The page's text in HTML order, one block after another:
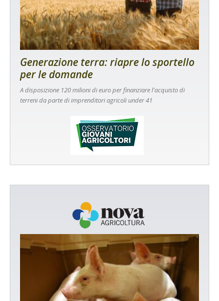
Generazione terra: riapre lo sportello
per le domande
A disposizione 120 milioni di euro per finanziare l'acquisto di
terreni da parte di imprenditori agricoli under 41